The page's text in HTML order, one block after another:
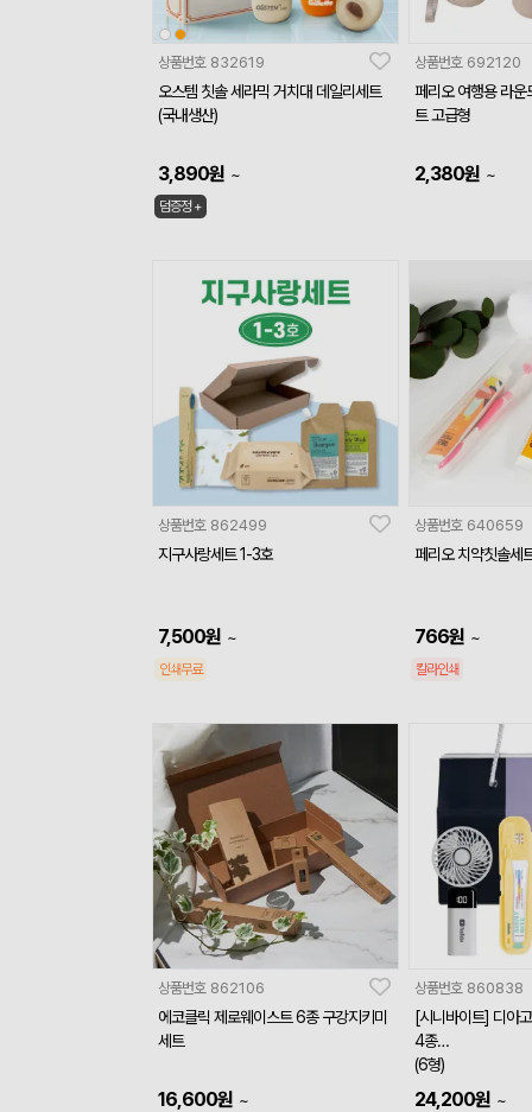
상품번호 832619
오스템 칫솔 세라믹 거치대 데일리세트
(국내생산)
3,890원 ~
덤증정 +
상품번호 692120
페리오 여행용 라운
트 고급형
2,380원 ~
상품번호 862499
지구사랑세트 1-3호
7,500원 ~
인쇄무료
상품번호 640659
페리오 치약칫솔세
766원 ~
칼라인쇄
상품번호 862106
에코클릭 제로웨이스트 6종 구강지키미
세트
16,600원 ~
상품번호 860838
[시니바이트] 디아
4종
(6형)
24,200원 ~